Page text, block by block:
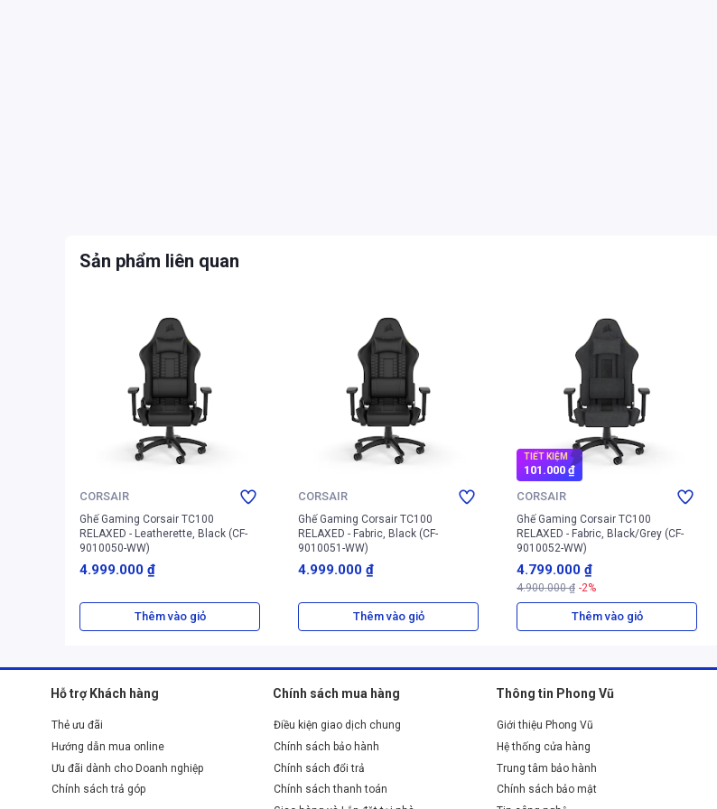
Sản phẩm liên quan
CORSAIR
Ghế Gaming Corsair TC100
RELAXED - Leatherette, Black (CF-
9010050-WW)
4.999.000 ₫
Thêm vào giỏ
CORSAIR
Ghế Gaming Corsair TC100
RELAXED - Fabric, Black (CF-
9010051-WW)
4.999.000 ₫
Thêm vào giỏ
TIẾT KIỆM
101.000 ₫
CORSAIR
Ghế Gaming Corsair TC100
RELAXED - Fabric, Black/Grey (CF-
9010052-WW)
4.799.000 ₫
4.900.000 ₫ -2%
Thêm vào giỏ
Hỗ trợ Khách hàng
Thẻ ưu đãi
Hướng dẫn mua online
Ưu đãi dành cho Doanh nghiệp
Chính sách trả góp
Chính sách mua hàng
Điều kiện giao dịch chung
Chính sách bảo hành
Chính sách đổi trả
Chính sách thanh toán
Thông tin Phong Vũ
Giới thiệu Phong Vũ
Hệ thống cửa hàng
Trung tâm bảo hành
Chính sách bảo mật